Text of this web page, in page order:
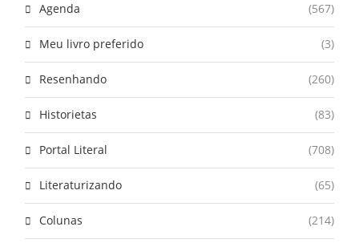
Agenda (567)
Meu livro preferido (3)
Resenhando (260)
Historietas (83)
Portal Literal (708)
Literaturizando (65)
Colunas (214)